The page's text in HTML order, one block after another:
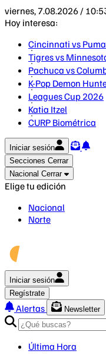
viernes, 7.08.2026 /
Hoy interesa:
Cincinnati vs
Tigres vs
Pachuca vs
K-Pop Demon
Leagues Cup 2026
Katia Itzel
CURP Biométrica
Iniciar sesión
Secciones Cerrar
Nacional Cerrar
Elige tu edición
Nacional
Norte
Iniciar sesión
Regístrate
Alertas
Newsletter
Última Hora